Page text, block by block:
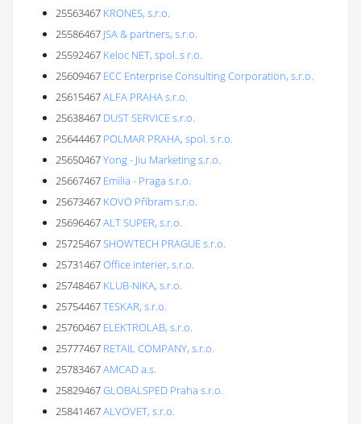
25563467 KRONES, s.r.o.
25586467 JSA & partners, s.r.o.
25592467 Keloc NET, spol. s r.o.
25609467 ECC Enterprise Consulting Corporation, s.r.o.
25615467ALFA PRAHA s.r.o.
25638467 DUST SERVICE s.r.o.
25644467 POLMAR PRAHA, spol. s r.o.
25650467Yong - Jiu Marketing s.r.o.
25667467 Emilia - Praga s.r.o.
25673467 KOVO Příbram s.r.o.
25696467ALT SUPER, s.r.o.
25725467SHOWTECH PRAGUE s.r.o.
25731467Office interier, s.r.o.
25748467 KLUB-NIKA, s.r.o.
25754467TESKAR, s.r.o.
25760467 ELEKTROLAB, s.r.o.
25777467 RETAIL COMPANY, s.r.o.
25783467AMCAD a.s.
25829467GLOBALSPED Praha s.r.o.
25841467ALVOVET, s.r.o.